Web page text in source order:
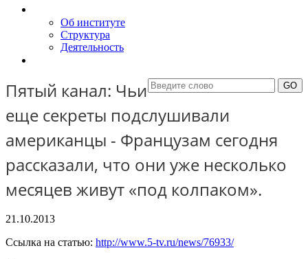
Об институте
Структура
Деятельность
Пятый канал: Чьи
еще секреты подслушивали
американцы - Французам сегодня
рассказали, что они уже несколько
месяцев живут «под колпаком».
21.10.2013
Ссылка на статью: http://www.5-tv.ru/news/76933/